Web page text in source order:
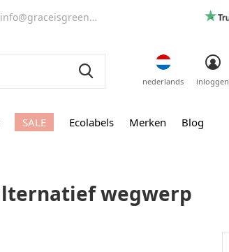
SALE Ecolabels Merken Blog
nederlands inloggen
info@graceisgreen.com
wegwerp